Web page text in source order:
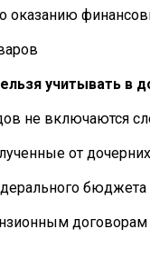
оказанию
учитывать в
не включаются
от
бюджета
договорам